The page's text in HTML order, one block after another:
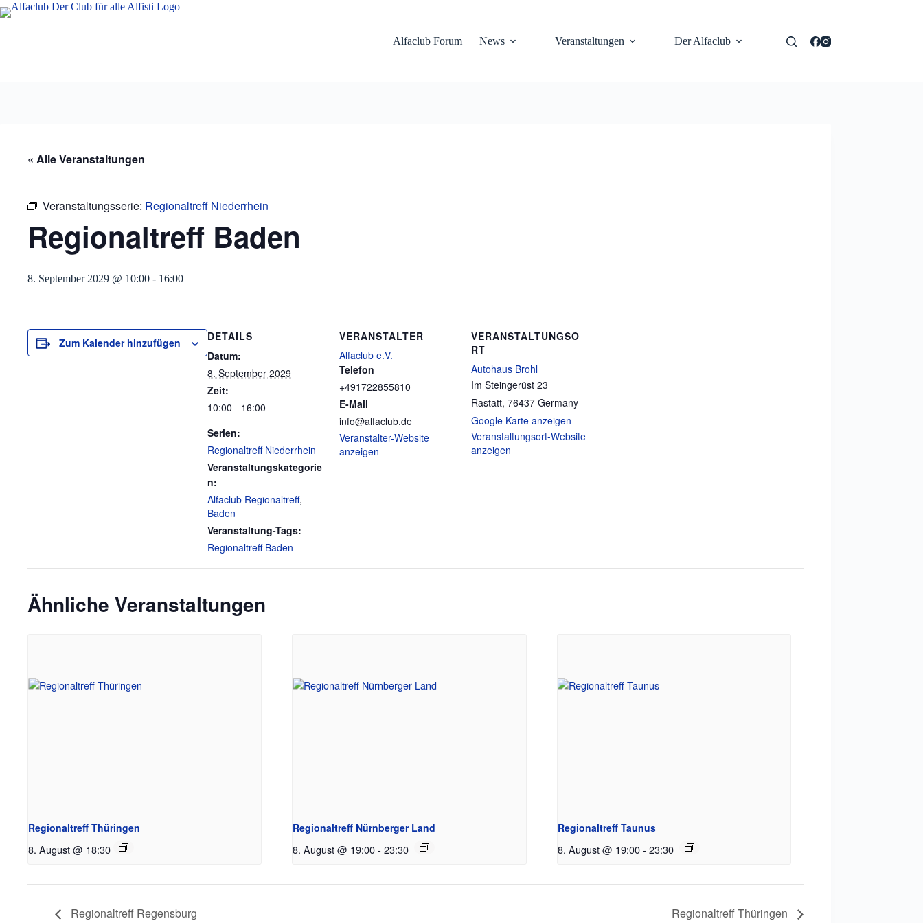
Zum
Inhalt
Alfaclub Forum
News Veranstaltungen Der Alfaclub
« Alle Veranstaltungen
Veranstaltungsserie: Regionaltreff Niederrhein
Regionaltreff Baden
8. September 2029 @ 10:00 - 16:00
Zum Kalender hinzufügen
DETAILS
Datum:
8. September 2029
Zeit:
10:00 - 16:00
Serien:
Regionaltreff Niederrhein
Veranstaltungskategorie
n:
Alfaclub Regionaltreff,
Baden
Veranstaltung-Tags:
Regionaltreff Baden
VERANSTALTER
Alfaclub e.V.
Telefon
+491722855810
E-Mail
info@alfaclub.de
Veranstalter-Website
anzeigen
VERANSTALTUNGSO
RT
Autohaus Brohl
Im Steingerüst 23
Rastatt, 76437 Germany
Google Karte anzeigen
Veranstaltungsort-Website
anzeigen
Ähnliche Veranstaltungen
Regionaltreff Thüringen
8. August @ 18:30
Regionaltreff Nürnberger Land
8. August @ 19:00 - 23:30
Regionaltreff Taunus
8. August @ 19:00- 23:30
Regionaltreff Regensburg Regionaltreff Thüringen